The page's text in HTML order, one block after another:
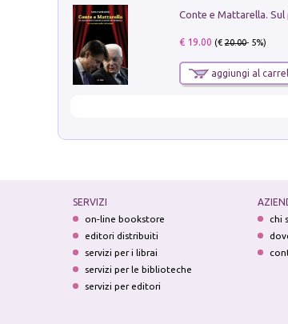
€ 19.00 (€20.00- 5%)
aggiungi al
SERVIZI
on-line bookstore
editori distribuiti
servizi per i librai
servizi per le biblioteche
servizi per editori
chi